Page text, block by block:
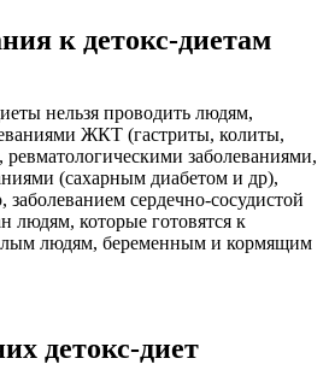
к детокс-диетам
нельзя проводить людям,
ЖКТ (гастриты, колиты,
заболеваниями,
(сахарным диабетом и др),
сердечно-сосудистой
людям, которые готовятся к
людям, беременным и кормящим
детокс-диет